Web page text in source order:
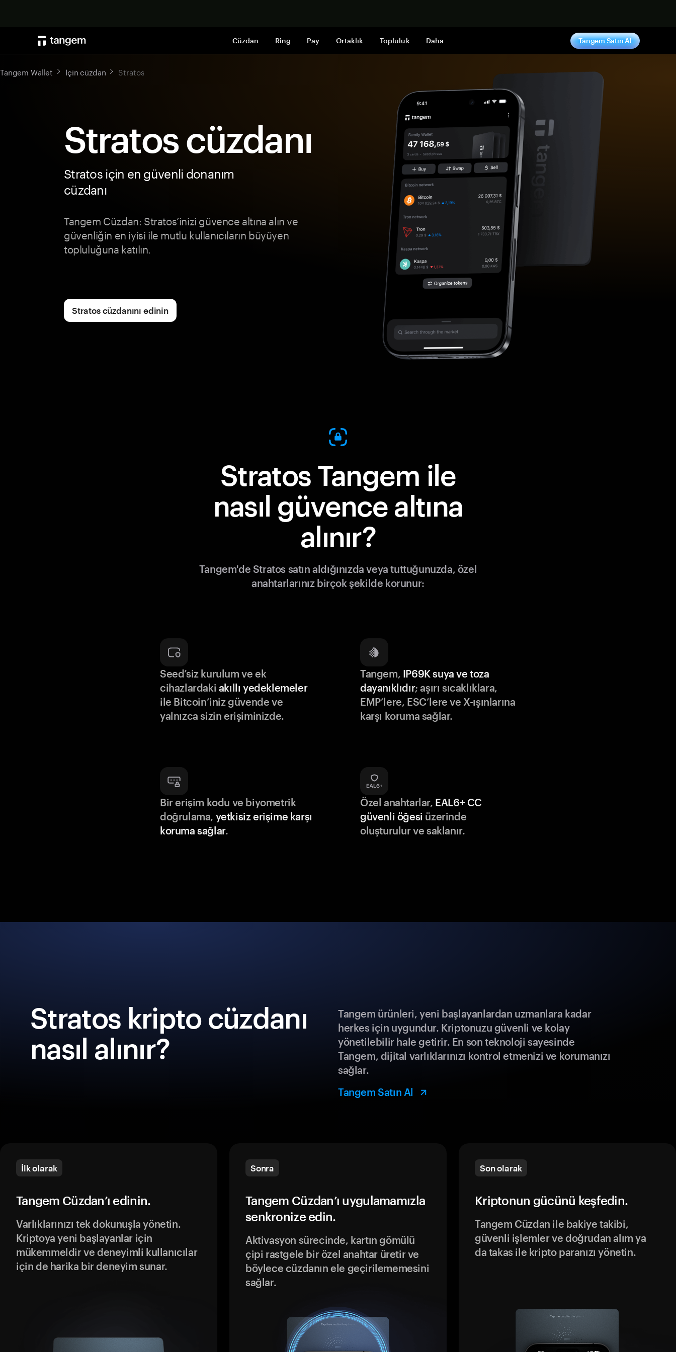
Cüzdan Ring Pay Ortaklık Topluluk Daha Tangem Satın Al
Tangem Wallet İçin cüzdan Stratos
Stratos cüzdanı
Stratos için en güvenli donanım
cüzdanı
Tangem Cüzdan: Stratos’inizi güvence altına alın ve
güvenliğin en iyisi ile mutlu kullanıcıların büyüyen
topluluğuna katılın.
Stratos cüzdanını edinin
Stratos Tangem ile
nasıl güvence altına
alınır?
Tangem'de Stratos satın aldığınızda veya tuttuğunuzda, özel
anahtarlarınız birçok şekilde korunur:
Seed’siz kurulum ve ek
cihazlardaki akıllı yedeklemeler
ile Bitcoin’iniz güvende ve
yalnızca sizin erişiminizde.
Tangem, IP69K suya ve toza
dayanıklıdır; aşırı sıcaklıklara,
EMP’lere, ESC’lere ve X-ışınlarına
karşı koruma sağlar.
Bir erişim kodu ve biyometrik
doğrulama, yetkisiz erişime karşı
koruma sağlar.
Özel anahtarlar, EAL6+ CC
güvenli öğesi üzerinde
oluşturulur ve saklanır.
Stratos kripto cüzdanı
nasıl alınır?
Tangem ürünleri, yeni başlayanlardan uzmanlara kadar
herkes için uygundur. Kriptonuzu güvenli ve kolay
yönetilebilir hale getirir. En son teknoloji sayesinde
Tangem, dijital varlıklarınızı kontrol etmenizi ve korumanızı
sağlar.
Tangem Satın Al
İlk olarak
Tangem Cüzdan’ı edinin.
Varlıklarınızı tek dokunuşla yönetin.
Kriptoya yeni başlayanlar için
mükemmeldir ve deneyimli kullanıcılar
için de harika bir deneyim sunar.
Sonra
Tangem Cüzdan’ı uygulamamızla
senkronize edin.
Aktivasyon sürecinde, kartın gömülü
çipi rastgele bir özel anahtar üretir ve
böylece cüzdanın ele geçirilememesini
sağlar.
Son olarak
Kriptonun gücünü keşfedin.
Tangem Cüzdan ile bakiye takibi,
güvenli işlemler ve doğrudan alım ya
da takas ile kripto paranızı yönetin.